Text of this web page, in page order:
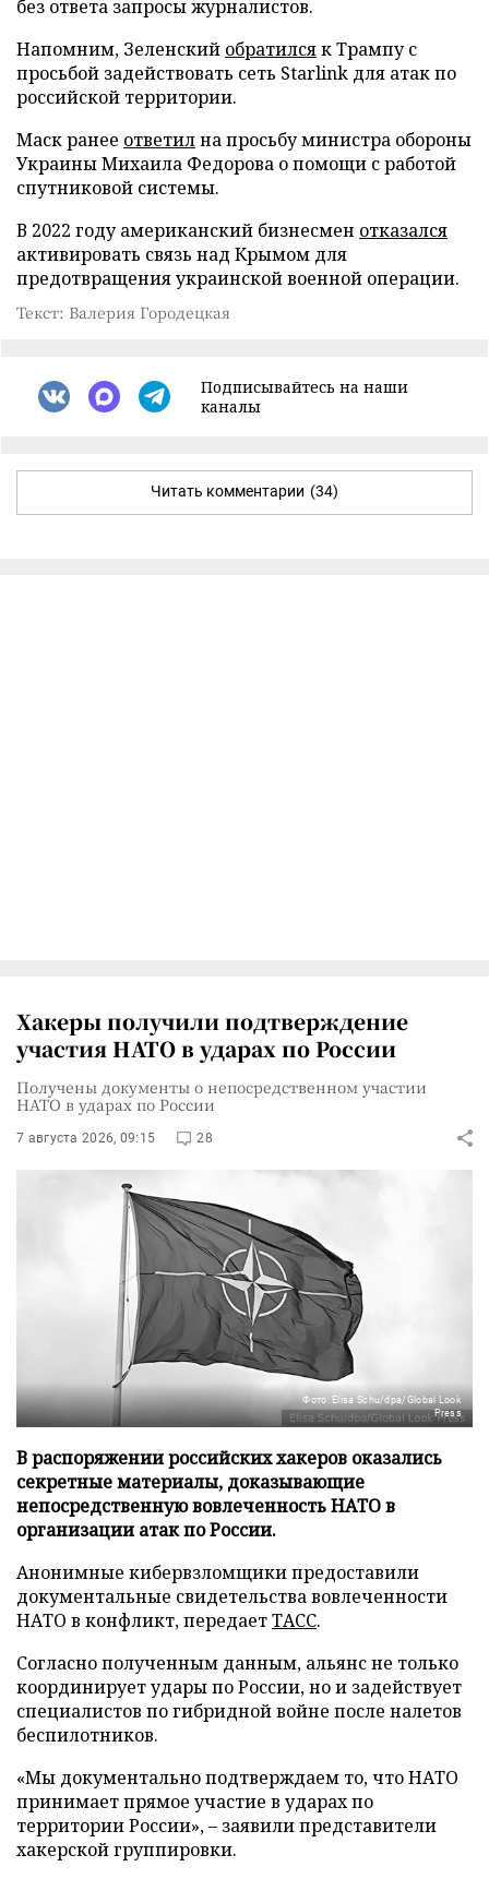
без ответа запросы журналистов.
Напомним, Зеленский обратилсяк Трампу с
просьбой задействовать сеть Starlink для атак по
российской территории.
Маск ранее ответилна просьбу министра обороны
Украины Михаила Федорова о помощи с работой
спутниковой системы.
В 2022 году американский бизнесмен отказался
активировать связь над Крымом для
предотвращения украинской военной операции.
Текст: Валерия Городецкая
Подписывайтесь на наши
каналы
Читать комментарии (34)
Хакеры получили подтверждение
участия НАТО в ударах по России
Получены документы о непосредственном участии
НАТО в ударах по России
7 августа 2026, 09:15 28
Фото: Elisa Schu/dpa/Global Look
Press
В распоряжении российских хакеров оказались
секретные материалы, доказывающие
непосредственную вовлеченность НАТО в
организации атак по России.
Анонимные кибервзломщики предоставили
документальные свидетельства вовлеченности
НАТО в конфликт, передаетТАСС.
Согласно полученным данным, альянс не только
координирует удары по России, но и задействует
специалистов по гибридной войне после налетов
беспилотников.
«Мы документально подтверждаем то, что НАТО
принимает прямое участие в ударах по
территории России», – заявили представители
хакерской группировки.